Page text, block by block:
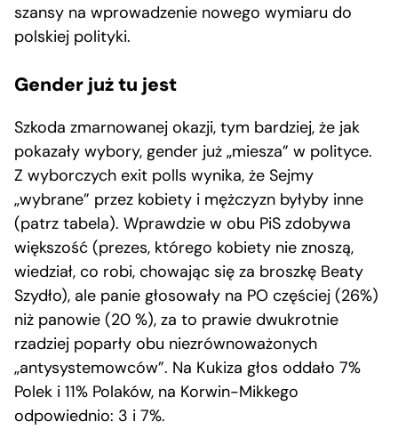
szansy na wprowadzenie nowego wymiaru do
polskiej polityki.
Gender już tu jest
Szkoda zmarnowanej okazji, tym bardziej, że jak
pokazały wybory, gender już „miesza” w polityce.
Z wyborczych exit polls wynika, że Sejmy
„wybrane” przez kobiety i mężczyzn byłyby inne
(patrz tabela). Wprawdzie w obu PiS zdobywa
większość (prezes, którego kobiety nie znoszą,
wiedział, co robi, chowając się za broszkę Beaty
Szydło), ale panie głosowały na PO częściej (26%)
niż panowie (20 %), za to prawie dwukrotnie
rzadziej poparły obu niezrównoważonych
„antysystemowców”. Na Kukiza głos oddało 7%
Polek i 11% Polaków, na Korwin-Mikkego
odpowiednio: 3 i 7%.